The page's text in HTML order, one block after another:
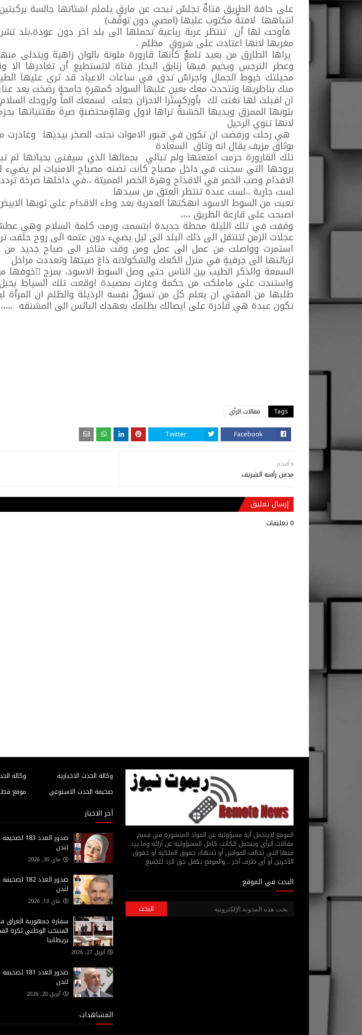
على حافة الطريق فتاةٌ تجلسُ تبحث عن مارقٍ يلملم اشتاتها جالسة بركبتين
انتباهها لافتةٌ مكتوب عليها (امضي دون توقف)
فأوحت لها أن تنتظر عربة رباعية تحملها الى بلد اخر دون عودة،بلد
مغربها لانها اعتادت على شروق مظلم ،
يراها الطارق من بعيد تلمعُ كأنها قارورة ملونة بالوان زاهية ويتدلى
وعطر النرجس ويخيم فيها زنابق البحار فتاة لاتستطيع أن تغادرها
مخيلتك خيوط الجمال واجراسٌ تدق في ساعات الاعياد قد ثرى عليها
منك بناظريها وتتحدث معك بعينٍ غلبها السواد كمهرةٍ جامحةٍ رضخت بعد
ان اقبلتَ لها تغنت لك بأوركسترا الاحزان جعلت لسمعك الماً ولروحك
بثوبها الممزق ويديها الخشنةْ تراها لاول وهلةٍمحتضنةٍ صرةَ مقتنياتها
لانها تنوي الرحيل
هي رحلت ورفضت ان تكون في قبور الاموات نحتت الصخر بيديها وغادرت
بوثاق مزيف يقال انه وثاق السعادة
تلك القارورة حزمت امتعتها ولم تبالي بجمالها الذي سيفنى بحياتها لم
بروحها التي سجنت في داخل مصباح كانت تضنه مصباح الامنيات لم
الاقدام وصب الخمر في الاقداح وهزة الخصر المميتة ،،في داخلها صرخة تردد
لست جارية ،،لست عبدة تنتظر العتق من سيدها
تعبت من السوط الاسود انهكتها العذرية بعد وطء الاقدام على ثوبها
اصبحت على قارعة الطريق ،،،،
وقفت في تلك الليلة محطة جديدة ابتسمت ورمت كلمة السلام وهي
عجلات الزمن لتنتقل الى ذلك البلد الى ليل يضيء دون عتمه الى روح حلقت
استمرت وواصلت من عمل الى عمل ومن وقت متاخر الى صباح جديد من
لزبائنها الى حِرفيةٍ في منزل الكعك والشكولاته ذاعَ صيتها وتعددت مراحل
السمعة والذكر الطيب بين الناس حتى وصل السوط الاسود، بمزج ِخوفها
واستندت على ماملكت من حكمة وغارت بمصيدة اوقعت تلك السياط
طلبها من المفتي ان يعلم كل من تسولُ نفسه الرذيلة والظلم ان المرأة
تكون عبدة هي قادرة على ايصالك بظلمك بعهدك البائس الى المشنقه
Tags مقالات الرأي
Facebook
Twitter
أقدم
مدفن رأسه الشريف
إرسال تعليق
0 تعليقات
الموقع لايتحمل أية مسؤولية عن المواد المنشورة في قسم
مقالات الرأي ويتحمل الكاتب كامل المسؤولية عن أرائه وما يرد
فيها التي تخالف القوانين أو تنتهك حقوق الملكية أو حقوق
الآخرين أو أي طرف آخر .. والموقع يكفل حق الرد للجميع
البحث في الموقع
وكالة
وكالة الحدث الاخبارية
موقع
صحيفة الحدث الاسبوعي
أخر الاخبار
صدور العدد
لندن
ماي 30, 2026
صدور العدد
لندن
ماي 10, 2026
سفارة جمهورية العراق
المنتخب الوطني لكرة
بريطانيا
أبريل 27, 2026
صدور العدد
لندن
أبريل 20, 2026
المشاهدات